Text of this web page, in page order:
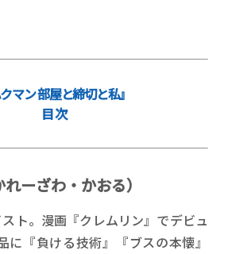
クマン 部屋と締切と私』
目 次
ーざわ・かおる）
ト。漫画『クレムリン』でデビュ
に『負ける技術』『ブスの本懐』